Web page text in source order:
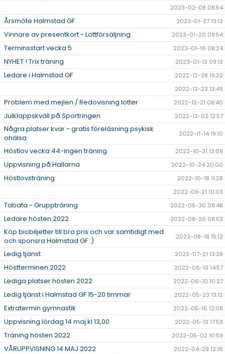
2023-02-08 08:54
Årsmöte Halmstad GF 2023-01-27 13:13
Vinnare av presentkort - Lottförsäljning 2023-01-20 09:54
Terminsstart vecka 5 2023-01-16 08:24
NYHET ! Trix träning 2023-01-13 09:13
Ledare i Halmstad GF
2022-12-28 19:22
2022-12-23 13:49
Problem med mejlen / Redovisning lotter 2022-12-21 08:40
Julklappskväll på Sportringen 2022-12-02 12:57
Några platser kvar - gratis föreläsning psykisk
ohälsa
2022-11-14 19:10
Höstlov vecka 44-ingen träning 2022-10-31 13:09
Uppvisning på Hallarna 2022-10-24 20:00
Höstlovsträning
2022-10-18 11:28
2022-09-21 10:03
Tabata - Gruppträning 2022-08-30 09:48
Ledare hösten 2022 2022-08-26 08:53
Köp biobiljetter till bra pris och var samtidigt med
och sponsra Halmstad GF :)
2022-08-18 15:12
Ledig tjänst 2022-07-21 13:28
Höstterminen 2022 2022-06-13 14:57
Lediga platser hösten 2022 2022-06-10 10:27
Ledig tjänst i Halmstad GF 15-20 timmar 2022-05-23 13:12
Extratermin gymnastik 2022-05-16 12:08
Uppvisning lördag 14 maj kl 13,00 2022-05-13 17:53
Träning hösten 2022 2022-05-02 10:59
VÅRUPPVISNING 14 MAJ 2022 2022-04-29 12:16